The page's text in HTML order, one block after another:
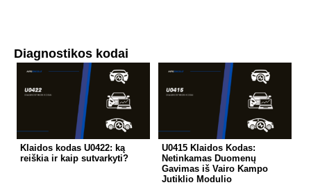
Diagnostikos kodai
Klaidos kodas U0422: ką
reiškia ir kaip sutvarkyti?
U0415 Klaidos Kodas:
Netinkamas Duomenų
Gavimas iš Vairo Kampo
Jutiklio Modulio